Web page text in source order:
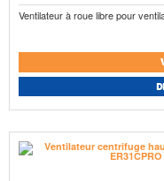
Ventilateur à roue libre pour